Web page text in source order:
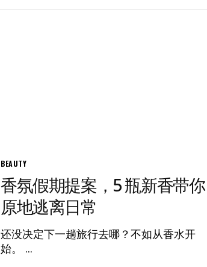
BEAUTY
香氛假期提案，5 瓶新香带你
原地逃离日常
还没决定下一趟旅行去哪？不如从香水开
始。